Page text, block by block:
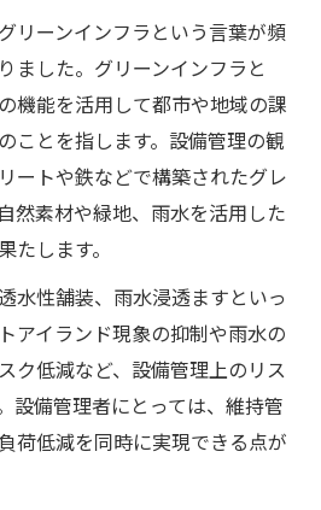
おけるグリーンインフラの
リーンインフラ活用法と設
るグリーンインフラ事例集
フラ事例と設備管理の実践例
で見たグリーンインフラの実
リーンインフラ整備の実務
るグリーンインフラ整備の
リーンインフラという言葉が頻
ました。グリーンインフラと
機能を活用して都市や地域の課
ことを指します。設備管理の観
ートや鉄などで構築されたグレ
然素材や緑地、雨水を活用した
たします。
水性舗装、雨水浸透ますといっ
アイランド現象の抑制や雨水の
ク低減など、設備管理上のリス
設備管理者にとっては、維持管
荷低減を同時に実現できる点が